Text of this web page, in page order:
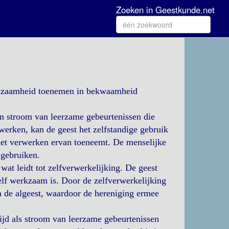
Zoeken in Geestkunde.net
toenemen in bekwaamheid
van leerzame gebeurtenissen die
kan de geest het zelfstandige gebruik
verwerken ervan toeneemt. De menselijke
wat leidt tot zelfverwerkelijking. De geest
werkzaam is. Door de zelfverwerkelijking
algeest, waardoor de hereniging ermee
als stroom van leerzame gebeurtenissen